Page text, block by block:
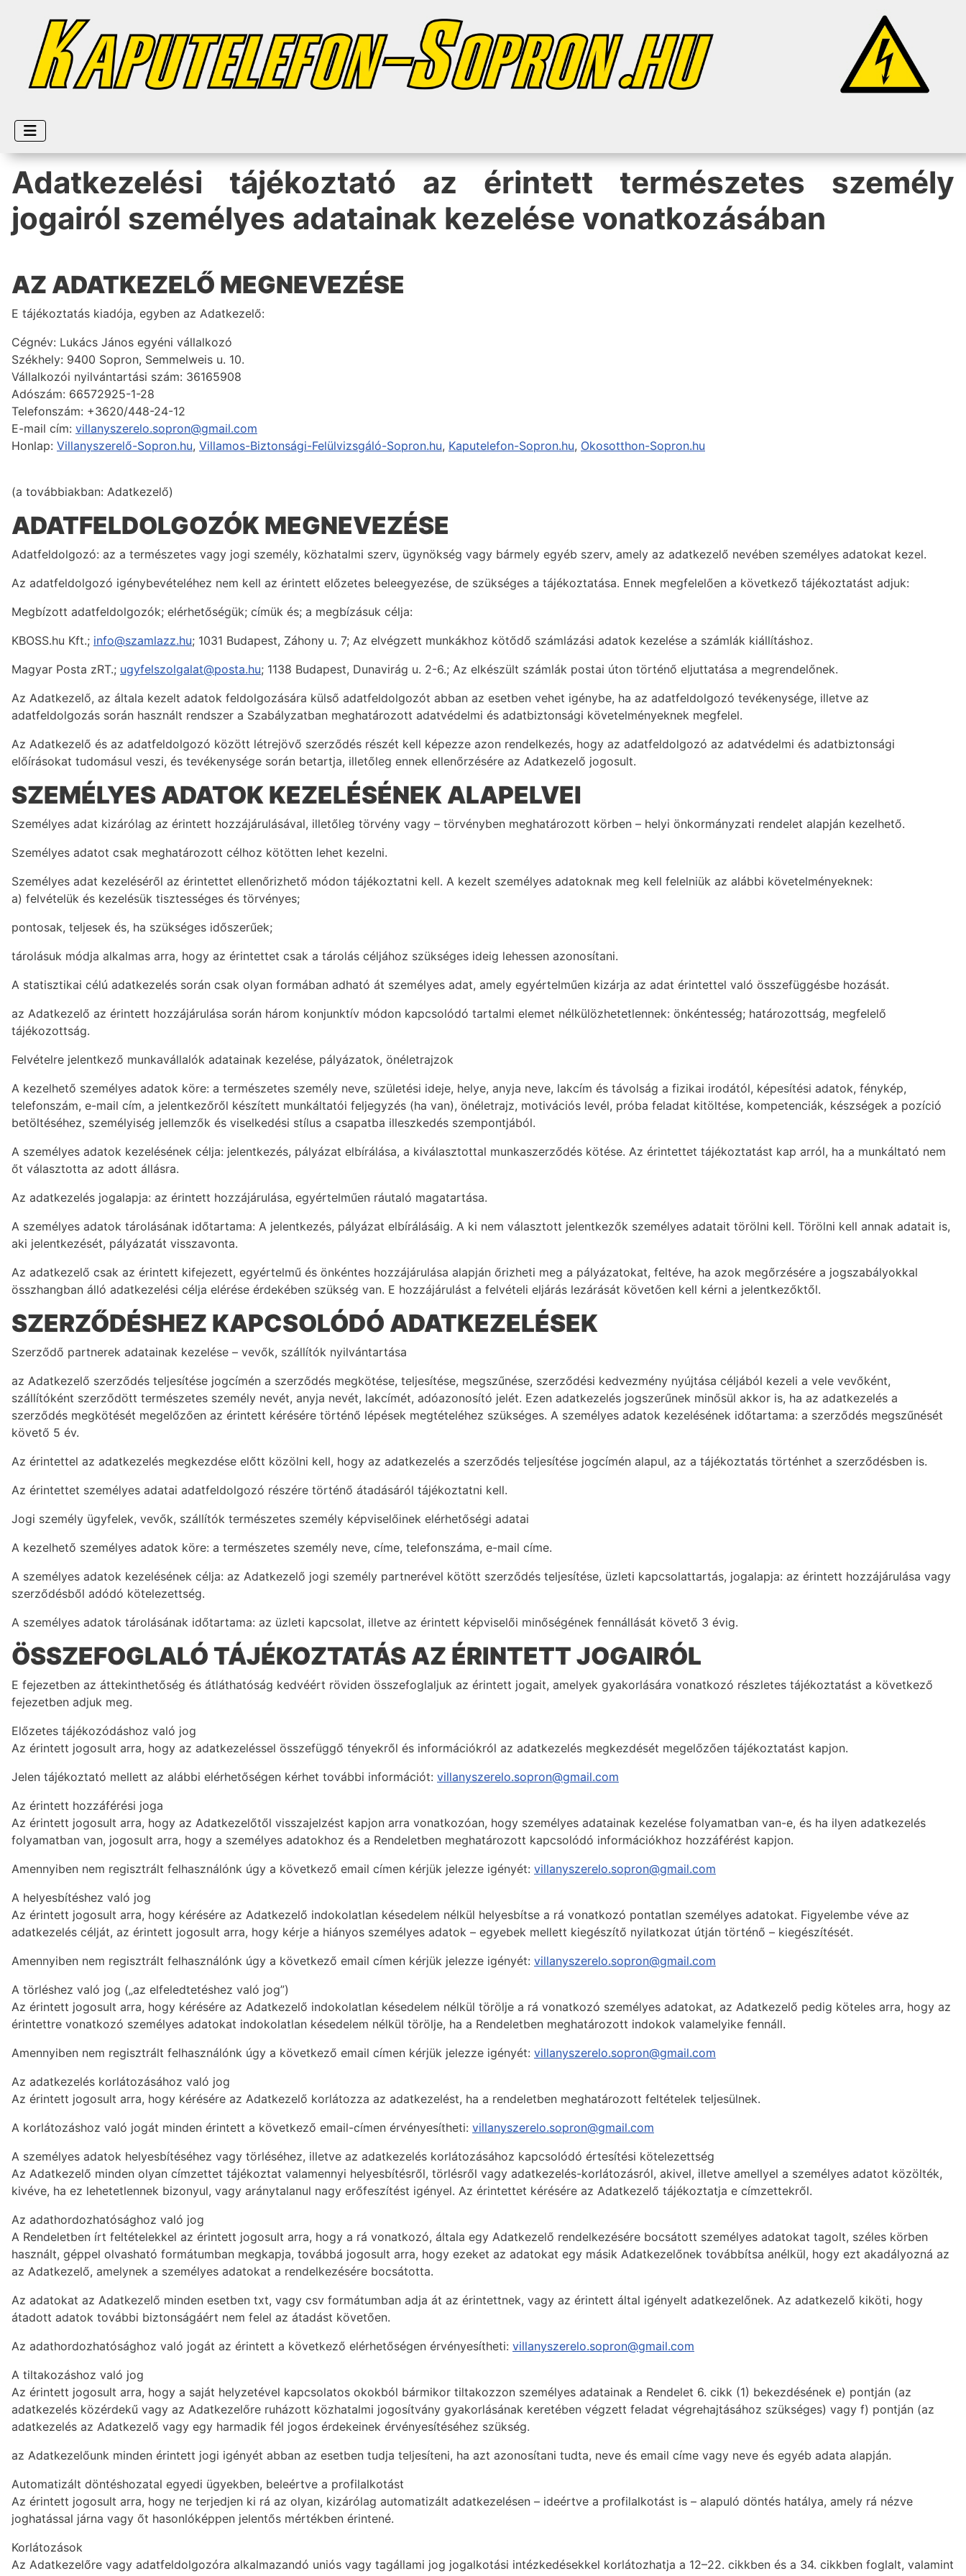
Adatkezelési tájékoztató az érintett természetes személy
jogairól személyes adatainak kezelése vonatkozásában
AZ ADATKEZELŐ MEGNEVEZÉSE
E tájékoztatás kiadója, egyben az Adatkezelő:
Cégnév: Lukács János egyéni vállalkozó
Székhely: 9400 Sopron, Semmelweis u. 10.
Vállalkozói nyilvántartási szám: 36165908
Adószám: 66572925-1-28
Telefonszám: +3620/448-24-12
E-mail cím: villanyszerelo.sopron@gmail.com
Honlap: Villanyszerelő-Sopron.hu, Villamos-Biztonsági-Felülvizsgáló-Sopron.hu, Kaputelefon-Sopron.hu, Okosotthon-Sopron.hu
(a továbbiakban: Adatkezelő)
ADATFELDOLGOZÓK MEGNEVEZÉSE
Adatfeldolgozó: az a természetes vagy jogi személy, közhatalmi szerv, ügynökség vagy bármely egyéb szerv, amely az adatkezelő nevében személyes adatokat kezel.
Az adatfeldolgozó igénybevételéhez nem kell az érintett előzetes beleegyezése, de szükséges a tájékoztatása. Ennek megfelelően a következő tájékoztatást adjuk:
Megbízott adatfeldolgozók; elérhetőségük; címük és; a megbízásuk célja:
KBOSS.hu Kft.; info@szamlazz.hu; 1031 Budapest, Záhony u. 7; Az elvégzett munkákhoz kötődő számlázási adatok kezelése a számlák kiállításhoz.
Magyar Posta zRT.; ugyfelszolgalat@posta.hu; 1138 Budapest, Dunavirág u. 2-6.; Az elkészült számlák postai úton történő eljuttatása a megrendelőnek.
Az Adatkezelő, az általa kezelt adatok feldolgozására külső adatfeldolgozót abban az esetben vehet igénybe, ha az adatfeldolgozó tevékenysége, illetve az
adatfeldolgozás során használt rendszer a Szabályzatban meghatározott adatvédelmi és adatbiztonsági követelményeknek megfelel.
Az Adatkezelő és az adatfeldolgozó között létrejövő szerződés részét kell képezze azon rendelkezés, hogy az adatfeldolgozó az adatvédelmi és adatbiztonsági
előírásokat tudomásul veszi, és tevékenysége során betartja, illetőleg ennek ellenőrzésére az Adatkezelő jogosult.
SZEMÉLYES ADATOK KEZELÉSÉNEK ALAPELVEI
Személyes adat kizárólag az érintett hozzájárulásával, illetőleg törvény vagy – törvényben meghatározott körben – helyi önkormányzati rendelet alapján kezelhető.
Személyes adatot csak meghatározott célhoz kötötten lehet kezelni.
Személyes adat kezeléséről az érintettet ellenőrizhető módon tájékoztatni kell. A kezelt személyes adatoknak meg kell felelniük az alábbi követelményeknek:
a) felvételük és kezelésük tisztességes és törvényes;
pontosak, teljesek és, ha szükséges időszerűek;
tárolásuk módja alkalmas arra, hogy az érintettet csak a tárolás céljához szükséges ideig lehessen azonosítani.
A statisztikai célú adatkezelés során csak olyan formában adható át személyes adat, amely egyértelműen kizárja az adat érintettel való összefüggésbe hozását.
az Adatkezelő az érintett hozzájárulása során három konjunktív módon kapcsolódó tartalmi elemet nélkülözhetetlennek: önkéntesség; határozottság, megfelelő
tájékozottság.
Felvételre jelentkező munkavállalók adatainak kezelése, pályázatok, önéletrajzok
A kezelhető személyes adatok köre: a természetes személy neve, születési ideje, helye, anyja neve, lakcím és távolság a fizikai irodától, képesítési adatok, fénykép,
telefonszám, e-mail cím, a jelentkezőről készített munkáltatói feljegyzés (ha van), önéletrajz, motivációs levél, próba feladat kitöltése, kompetenciák, készségek a pozíció
betöltéséhez, személyiség jellemzők és viselkedési stílus a csapatba illeszkedés szempontjából.
A személyes adatok kezelésének célja: jelentkezés, pályázat elbírálása, a kiválasztottal munkaszerződés kötése. Az érintettet tájékoztatást kap arról, ha a munkáltató nem
őt választotta az adott állásra.
Az adatkezelés jogalapja: az érintett hozzájárulása, egyértelműen ráutaló magatartása.
A személyes adatok tárolásának időtartama: A jelentkezés, pályázat elbírálásáig. A ki nem választott jelentkezők személyes adatait törölni kell. Törölni kell annak adatait is,
aki jelentkezését, pályázatát visszavonta.
Az adatkezelő csak az érintett kifejezett, egyértelmű és önkéntes hozzájárulása alapján őrizheti meg a pályázatokat, feltéve, ha azok megőrzésére a jogszabályokkal
összhangban álló adatkezelési célja elérése érdekében szükség van. E hozzájárulást a felvételi eljárás lezárását követően kell kérni a jelentkezőktől.
SZERZŐDÉSHEZ KAPCSOLÓDÓ ADATKEZELÉSEK
Szerződő partnerek adatainak kezelése – vevők, szállítók nyilvántartása
az Adatkezelő szerződés teljesítése jogcímén a szerződés megkötése, teljesítése, megszűnése, szerződési kedvezmény nyújtása céljából kezeli a vele vevőként,
szállítóként szerződött természetes személy nevét, anyja nevét, lakcímét, adóazonosító jelét. Ezen adatkezelés jogszerűnek minősül akkor is, ha az adatkezelés a
szerződés megkötését megelőzően az érintett kérésére történő lépések megtételéhez szükséges. A személyes adatok kezelésének időtartama: a szerződés megszűnését
követő 5 év.
Az érintettel az adatkezelés megkezdése előtt közölni kell, hogy az adatkezelés a szerződés teljesítése jogcímén alapul, az a tájékoztatás történhet a szerződésben is.
Az érintettet személyes adatai adatfeldolgozó részére történő átadásáról tájékoztatni kell.
Jogi személy ügyfelek, vevők, szállítók természetes személy képviselőinek elérhetőségi adatai
A kezelhető személyes adatok köre: a természetes személy neve, címe, telefonszáma, e-mail címe.
A személyes adatok kezelésének célja: az Adatkezelő jogi személy partnerével kötött szerződés teljesítése, üzleti kapcsolattartás, jogalapja: az érintett hozzájárulása vagy
szerződésből adódó kötelezettség.
A személyes adatok tárolásának időtartama: az üzleti kapcsolat, illetve az érintett képviselői minőségének fennállását követő 3 évig.
ÖSSZEFOGLALÓ TÁJÉKOZTATÁS AZ ÉRINTETT JOGAIRÓL
E fejezetben az áttekinthetőség és átláthatóság kedvéért röviden összefoglaljuk az érintett jogait, amelyek gyakorlására vonatkozó részletes tájékoztatást a következő
fejezetben adjuk meg.
Előzetes tájékozódáshoz való jog
Az érintett jogosult arra, hogy az adatkezeléssel összefüggő tényekről és információkról az adatkezelés megkezdését megelőzően tájékoztatást kapjon.
Jelen tájékoztató mellett az alábbi elérhetőségen kérhet további információt: villanyszerelo.sopron@gmail.com
Az érintett hozzáférési joga
Az érintett jogosult arra, hogy az Adatkezelőtől visszajelzést kapjon arra vonatkozóan, hogy személyes adatainak kezelése folyamatban van-e, és ha ilyen adatkezelés
folyamatban van, jogosult arra, hogy a személyes adatokhoz és a Rendeletben meghatározott kapcsolódó információkhoz hozzáférést kapjon.
Amennyiben nem regisztrált felhasználónk úgy a következő email címen kérjük jelezze igényét: villanyszerelo.sopron@gmail.com
A helyesbítéshez való jog
Az érintett jogosult arra, hogy kérésére az Adatkezelő indokolatlan késedelem nélkül helyesbítse a rá vonatkozó pontatlan személyes adatokat. Figyelembe véve az
adatkezelés célját, az érintett jogosult arra, hogy kérje a hiányos személyes adatok – egyebek mellett kiegészítő nyilatkozat útján történő – kiegészítését.
Amennyiben nem regisztrált felhasználónk úgy a következő email címen kérjük jelezze igényét: villanyszerelo.sopron@gmail.com
A törléshez való jog („az elfeledtetéshez való jog”)
Az érintett jogosult arra, hogy kérésére az Adatkezelő indokolatlan késedelem nélkül törölje a rá vonatkozó személyes adatokat, az Adatkezelő pedig köteles arra, hogy az
érintettre vonatkozó személyes adatokat indokolatlan késedelem nélkül törölje, ha a Rendeletben meghatározott indokok valamelyike fennáll.
Amennyiben nem regisztrált felhasználónk úgy a következő email címen kérjük jelezze igényét: villanyszerelo.sopron@gmail.com
Az adatkezelés korlátozásához való jog
Az érintett jogosult arra, hogy kérésére az Adatkezelő korlátozza az adatkezelést, ha a rendeletben meghatározott feltételek teljesülnek.
A korlátozáshoz való jogát minden érintett a következő email-címen érvényesítheti: villanyszerelo.sopron@gmail.com
A személyes adatok helyesbítéséhez vagy törléséhez, illetve az adatkezelés korlátozásához kapcsolódó értesítési kötelezettség
Az Adatkezelő minden olyan címzettet tájékoztat valamennyi helyesbítésről, törlésről vagy adatkezelés-korlátozásról, akivel, illetve amellyel a személyes adatot közölték,
kivéve, ha ez lehetetlennek bizonyul, vagy aránytalanul nagy erőfeszítést igényel. Az érintettet kérésére az Adatkezelő tájékoztatja e címzettekről.
Az adathordozhatósághoz való jog
A Rendeletben írt feltételekkel az érintett jogosult arra, hogy a rá vonatkozó, általa egy Adatkezelő rendelkezésére bocsátott személyes adatokat tagolt, széles körben
használt, géppel olvasható formátumban megkapja, továbbá jogosult arra, hogy ezeket az adatokat egy másik Adatkezelőnek továbbítsa anélkül, hogy ezt akadályozná az
az Adatkezelő, amelynek a személyes adatokat a rendelkezésére bocsátotta.
Az adatokat az Adatkezelő minden esetben txt, vagy csv formátumban adja át az érintettnek, vagy az érintett által igényelt adatkezelőnek. Az adatkezelő kiköti, hogy
átadott adatok további biztonságáért nem felel az átadást követően.
Az adathordozhatósághoz való jogát az érintett a következő elérhetőségen érvényesítheti: villanyszerelo.sopron@gmail.com
A tiltakozáshoz való jog
Az érintett jogosult arra, hogy a saját helyzetével kapcsolatos okokból bármikor tiltakozzon személyes adatainak a Rendelet 6. cikk (1) bekezdésének e) pontján (az
adatkezelés közérdekű vagy az Adatkezelőre ruházott közhatalmi jogosítvány gyakorlásának keretében végzett feladat végrehajtásához szükséges) vagy f) pontján (az
adatkezelés az Adatkezelő vagy egy harmadik fél jogos érdekeinek érvényesítéséhez szükség.
az Adatkezelőunk minden érintett jogi igényét abban az esetben tudja teljesíteni, ha azt azonosítani tudta, neve és email címe vagy neve és egyéb adata alapján.
Automatizált döntéshozatal egyedi ügyekben, beleértve a profilalkotást
Az érintett jogosult arra, hogy ne terjedjen ki rá az olyan, kizárólag automatizált adatkezelésen – ideértve a profilalkotást is – alapuló döntés hatálya, amely rá nézve
joghatással járna vagy őt hasonlóképpen jelentős mértékben érintené.
Korlátozások
Az Adatkezelőre vagy adatfeldolgozóra alkalmazandó uniós vagy tagállami jog jogalkotási intézkedésekkel korlátozhatja a 12–22. cikkben és a 34. cikkben foglalt, valamint